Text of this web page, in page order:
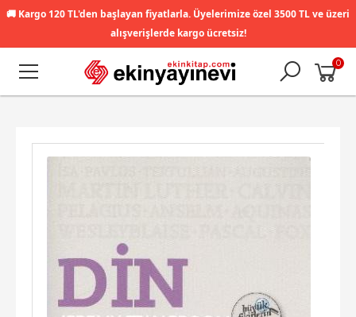
🚚 Kargo 120 TL'den başlayan fiyatlarla. Üyelerimize özel 3500 TL ve üzeri
alışverişlerde kargo ücretsiz!
0